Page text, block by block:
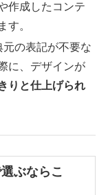
作成したコンテ
す。
元の表記が不要な
に、デザインが
りと仕上げられ
ぶならこ